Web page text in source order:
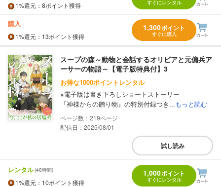
1%還元 ：8ポイント獲得 すぐにレンタル
購入
1%還元 ：13ポイント獲得
1,300ポイント
すぐに購入
スープの森～動物と会話するオリビアと元傭兵ア
ーサーの物語～【電子版特典付】3
お得な1000ポイントレンタル
※電子版は書き下ろしショートストーリー
『神様からの贈り物』の特別付録つき...もっと読む
219
配信日：2025/08/01
試し読み
レンタル(48時間)
1%還元 ：10ポイント獲得
1,000ポイント
すぐにレンタル